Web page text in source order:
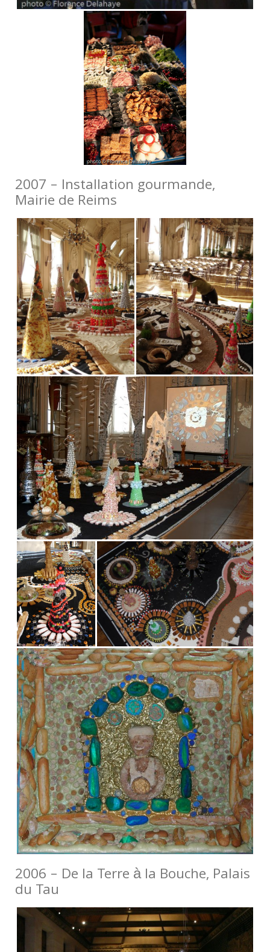
2007 – Installation gourmande,
Mairie de Reims
2006 – De la Terre à la Bouche, Palais
du Tau